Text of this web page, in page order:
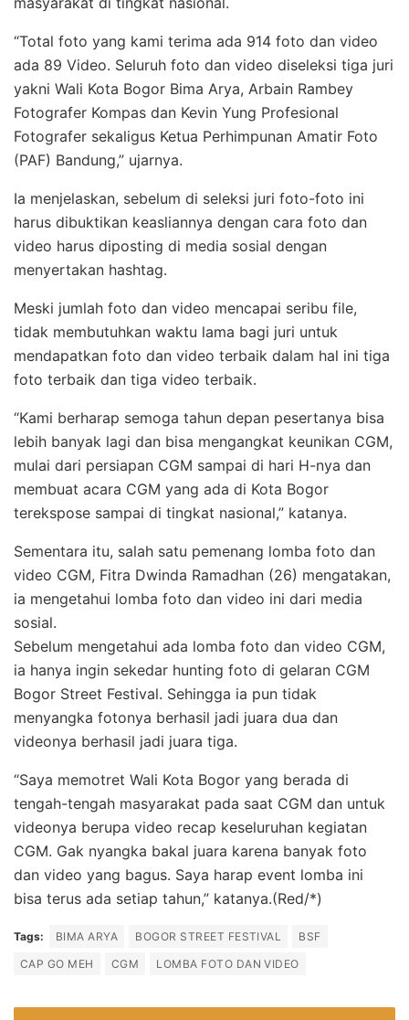
“Total foto yang kami terima ada 914 foto dan video
ada 89 Video. Seluruh foto dan video diseleksi tiga juri
yakni Wali Kota Bogor Bima Arya, Arbain Rambey
Fotografer Kompas dan Kevin Yung Profesional
Fotografer sekaligus Ketua Perhimpunan Amatir Foto
(PAF) Bandung,” ujarnya.
Ia menjelaskan, sebelum di seleksi juri foto-foto ini
harus dibuktikan keasliannya dengan cara foto dan
video harus diposting di media sosial dengan
menyertakan hashtag.
Meski jumlah foto dan video mencapai seribu file,
tidak membutuhkan waktu lama bagi juri untuk
mendapatkan foto dan video terbaik dalam hal ini tiga
foto terbaik dan tiga video terbaik.
“Kami berharap semoga tahun depan pesertanya bisa
lebih banyak lagi dan bisa mengangkat keunikan CGM,
mulai dari persiapan CGM sampai di hari H-nya dan
membuat acara CGM yang ada di Kota Bogor
terekspose sampai di tingkat nasional,” katanya.
Sementara itu, salah satu pemenang lomba foto dan
video CGM, Fitra Dwinda Ramadhan (26) mengatakan,
ia mengetahui lomba foto dan video ini dari media
sosial.
Sebelum mengetahui ada lomba foto dan video CGM,
ia hanya ingin sekedar hunting foto di gelaran CGM
Bogor Street Festival. Sehingga ia pun tidak
menyangka fotonya berhasil jadi juara dua dan
videonya berhasil jadi juara tiga.
“Saya memotret Wali Kota Bogor yang berada di
tengah-tengah masyarakat pada saat CGM dan untuk
videonya berupa video recap keseluruhan kegiatan
CGM. Gak nyangka bakal juara karena banyak foto
dan video yang bagus. Saya harap event lomba ini
bisa terus ada setiap tahun,” katanya.(Red/*)
Tags: BIMA ARYA BOGOR STREET FESTIVAL
BSF
CAP GO MEH
CGM LOMBA FOTO DAN VIDEO